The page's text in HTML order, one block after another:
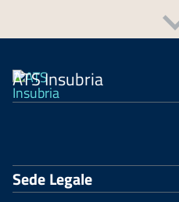
ATS Insubria
Sede Legale